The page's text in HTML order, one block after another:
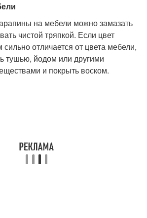
на мебели можно замазать
чистой тряпкой. Если цвет
отличается от цвета мебели,
тушью, йодом или другими
и покрыть воском.